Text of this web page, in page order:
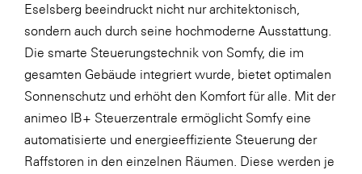
Sony DADC
SPIEGLTEC
STIHL Tirol
Trend Micro
TAG GmbH
VALETTA
Eselsberg beeindruckt nicht nur architektonisch,
sondern auch durch seine hochmoderne Ausstattung.
Die smarte Steuerungstechnik von Somfy, die im
gesamten Gebäude integriert wurde, bietet optimalen
Sonnenschutz und erhöht den Komfort für alle. Mit der
animeo IB+ Steuerzentrale ermöglicht Somfy eine
automatisierte und energieeffiziente Steuerung der
Raffstoren in den einzelnen Räumen. Diese werden je